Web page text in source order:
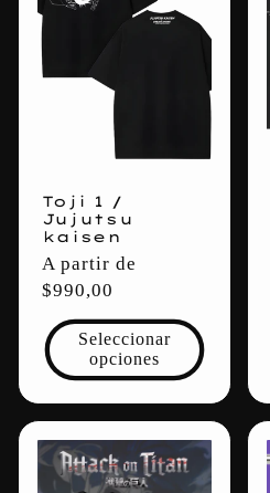
Toji 1 /
Jujutsu
kaisen
Precio
habitual
A partir de
$990,00
Seleccionar
opciones